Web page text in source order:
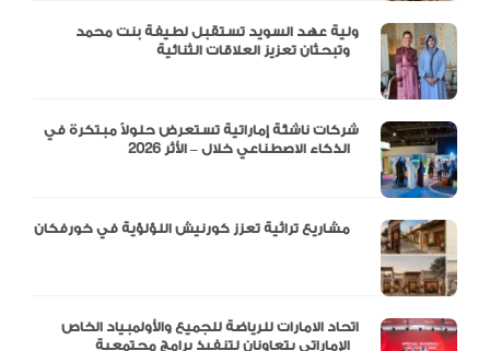
ولية عهد السويد تستقبل لطيفة بنت محمد
شركات ناشئة إماراتية تستعرض حلولاً مبتكرة في
اتحاد الامارات للرياضة للجميع والأولمبياد الخاص